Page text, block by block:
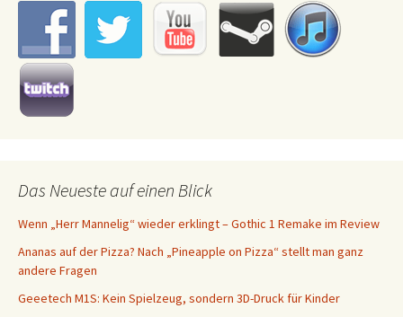
Das Neueste auf einen Blick
Wenn „Herr Mannelig“ wieder erklingt – Gothic 1 Remake im Review
Ananas auf der Pizza? Nach „Pineapple on Pizza“ stellt man ganz
andere Fragen
Geeetech M1S: Kein Spielzeug, sondern 3D-Druck für Kinder